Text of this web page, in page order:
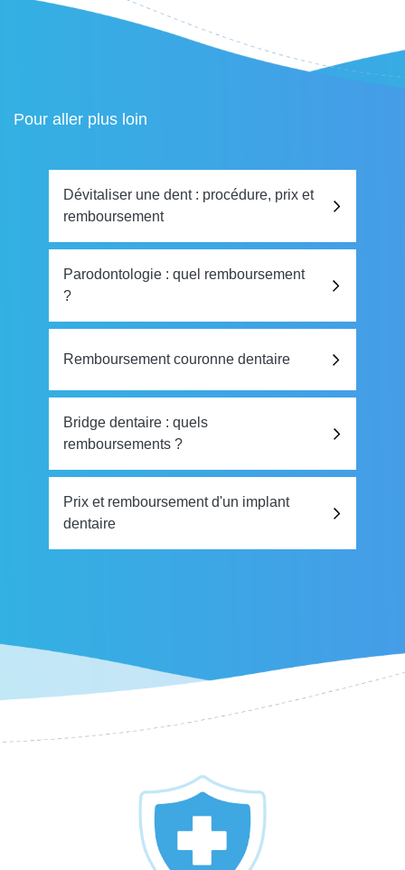
Pour aller plus loin
Dévitaliser une dent : procédure, prix et
remboursement
Parodontologie : quel remboursement
?
Remboursement couronne dentaire
Bridge dentaire : quels
remboursements ?
Prix et remboursement d'un implant
dentaire